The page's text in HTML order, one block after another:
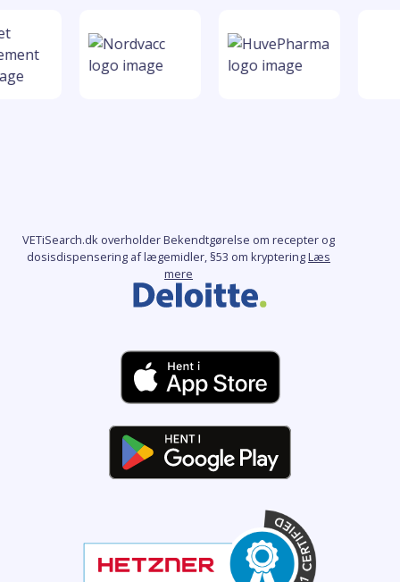
VETiSearch.dk overholder Bekendtgørelse om recepter og
dosisdispensering af lægemidler, §53 om krypteringLæs
mere